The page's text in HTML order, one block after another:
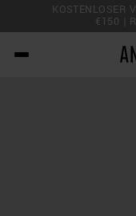
KOSTENLOSER
€150 |